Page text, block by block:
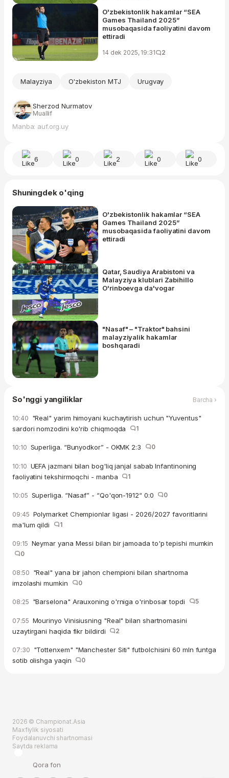
O'zbekistonlik hakamlar “SEA
Games Thailand 2025”
musobaqasida faoliyatini davom
ettiradi
14 dek 2025, 19:31 2
Malayziya O'zbekiston MTJ Urugvay
Sherzod Nurmatov
Muallif
Manba: auf.org.uy
6 0 2 0 0
Shuningdek o'qing
O'zbekistonlik hakamlar “SEA
Games Thailand 2025”
musobaqasida faoliyatini davom
ettiradi
Qatar, Saudiya Arabistoni va
Malayziya klublari Zabihillo
O'rinboevga da'vogar
"Nasaf" – "Traktor" bahsini
malayziyalik hakamlar
boshqaradi
So'nggi yangiliklar Barcha ›
10:40 "Real" yarim himoyani kuchaytirish uchun "Yuventus"
sardori nomzodini ko'rib chiqmoqda
1
10:10 Superliga. “Bunyodkor” - OKMK 2:3 0
10:10 UEFA jazmani bilan bog'liq janjal sabab Infantinoning
faoliyatini tekshirmoqchi - manba
1
10:05 Superliga. “Nasaf” - “Qo'qon-1912“ 0:0 0
09:45 Polymarket Chempionlar ligasi - 2026/2027 favoritlarini
ma'lum qildi
1
09:15 Neymar yana Messi bilan bir jamoada to'p tepishi mumkin
0
08:50 "Real" yana bir jahon chempioni bilan shartnoma
imzolashi mumkin
0
08:25 "Barselona" Arauxoning o'rniga o'rinbosar topdi 5
07:55 Mourinyo Vinisiusning "Real" bilan shartnomasini
uzaytirgani haqida fikr bildirdi
2
07:30 "Tottenxem" "Manchester Siti" futbolchisini 60 mln funtga
sotib olishga yaqin
0
2026 © Championat.Asia
Maxfiylik siyosati
Foydalanuvchi shartnomasi
Saytda reklama
Qora fon